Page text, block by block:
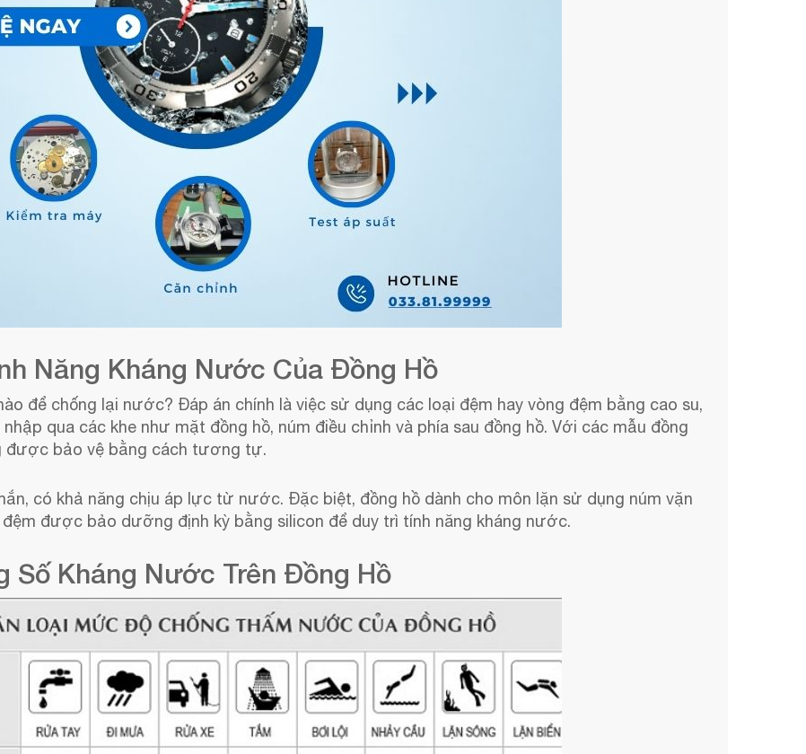
Năng Kháng Nước Của Đồng Hồ
để chống lại nước? Đáp án chính là việc sử dụng các loại đệm hay vòng đệm bằng cao su,
qua các khe như mặt đồng hồ, núm điều chỉnh và phía sau đồng hồ. Với các mẫu đồng
được bảo vệ bằng cách tương tự.
có khả năng chịu áp lực từ nước. Đặc biệt, đồng hồ dành cho môn lặn sử dụng núm vặn
được bảo dưỡng định kỳ bằng silicon để duy trì tính năng kháng nước.
Số Kháng Nước Trên Đồng Hồ